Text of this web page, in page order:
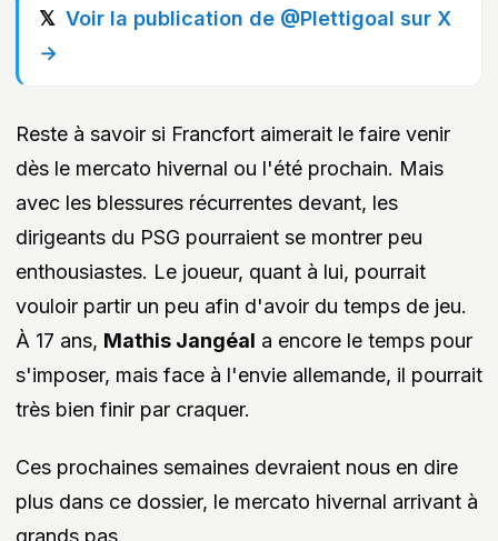
Voir la publication de @Plettigoal sur X
→
Reste à savoir si Francfort aimerait le faire venir
dès le mercato hivernal ou l'été prochain. Mais
avec les blessures récurrentes devant, les
dirigeants du PSG pourraient se montrer peu
enthousiastes. Le joueur, quant à lui, pourrait
vouloir partir un peu afin d'avoir du temps de jeu.
À 17 ans, Mathis Jangéal a encore le temps pour
s'imposer, mais face à l'envie allemande, il pourrait
très bien finir par craquer.
Ces prochaines semaines devraient nous en dire
plus dans ce dossier, le mercato hivernal arrivant à
grands pas.